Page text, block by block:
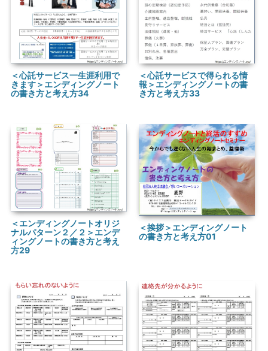
＜心託サービス一生涯利用で
きます＞エンディングノート
の書き方と考え方34
＜心託サービスで得られる情
報＞エンディングノートの書
き方と考え方33
＜エンディングノートオリジ
ナルパターン２／２＞エンデ
ィングノートの書き方と考え
方29
＜挨拶＞エンディングノート
の書き方と考え方01